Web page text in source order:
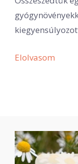
Elolvasom